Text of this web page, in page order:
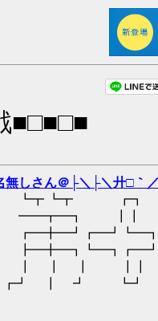
■□■□■
無しさん＠├＼├＼廾□｀／
┗┳ ┗┳ ┏┓
━━┳━┓ ┃┃
┃ ┃ ┃ ┃┃
┏┛ ┃ ┛ ┗┛